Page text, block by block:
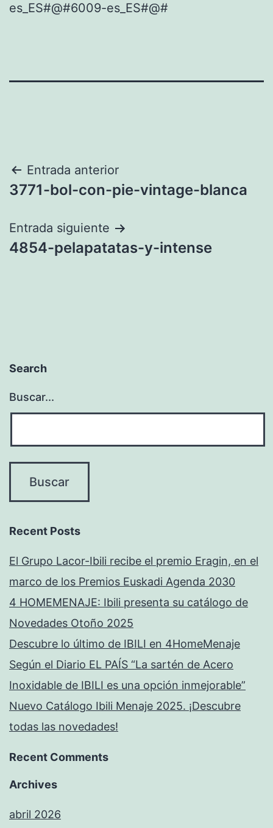
es_ES#@#6009-es_ES#@#
Navegación
de
entradas
Entrada anterior
3771-bol-con-pie-vintage-blanca
Entrada siguiente
4854-pelapatatas-y-intense
Search
Buscar...
Recent Posts
El Grupo Lacor-Ibili recibe el premio Eragin, en el
marco de los Premios Euskadi Agenda 2030
4 HOMEMENAJE: Ibili presenta su catálogo de
Novedades Otoño 2025
Descubre lo último de IBILI en 4HomeMenaje
Según el Diario EL PAÍS “La sartén de Acero
Inoxidable de IBILI es una opción inmejorable”
Nuevo Catálogo Ibili Menaje 2025. ¡Descubre
todas las novedades!
Recent Comments
Archives
abril 2026